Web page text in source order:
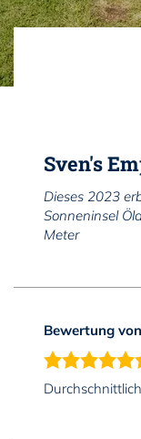
Sven's
Dieses 2023
Sonneninsel
Meter
Bewertung
Durchschnittlich